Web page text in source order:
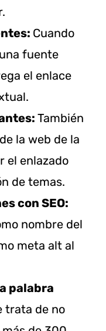
Cuando
fuente
el enlace
También
la web de la
el enlazado
de temas.
con SEO:
nombre del
meta alt al
palabra
trata de no